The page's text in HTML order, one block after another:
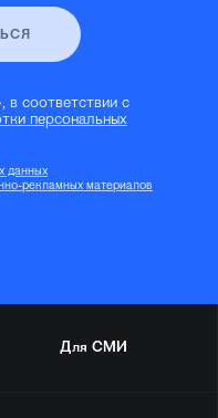
в соответствии с
персональных
данных
рекламных материалов
Для СМИ